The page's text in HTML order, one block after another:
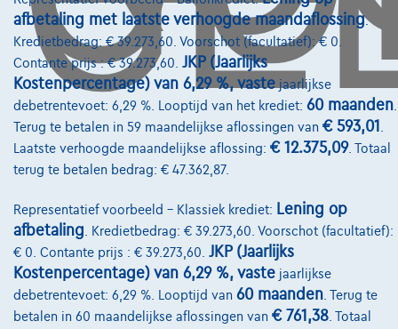
afbetaling met laatste verhoogde maandaflossing.
Kredietbedrag: € 39.273,60. Voorschot (facultatief): € 0.
Contante prijs : € 39.273,60. JKP (Jaarlijks
Kostenpercentage) van 6,29 %, vaste jaarlijkse
debetrentevoet: 6,29 %. Looptijd van het krediet: 60 maanden
Terug te betalen in 59 maandelijkse aflossingen van € 593,01
Laatste verhoogde maandelijkse aflossing: € 12.375,09. Totaal
terug te betalen bedrag: € 47.362,87.
Representatief voorbeeld – Klassiek krediet: Lening op
afbetaling . Kredietbedrag: € 39.273,60. Voorschot (facultatief):
€ 0. Contante prijs : € 39.273,60. JKP (Jaarlijks
Kostenpercentage) van 6,29 %, vaste jaarlijkse
debetrentevoet: 6,29 %. Looptijd van 60 maanden . Terug te
betalen in 60 maandelijkse aflossingen van € 761,38 . Totaal
Diensten & Oplossingen
Pechverhelping verzekering
Financiering
Autoverzekering
Over Ons
Word klant
Wie zijn we